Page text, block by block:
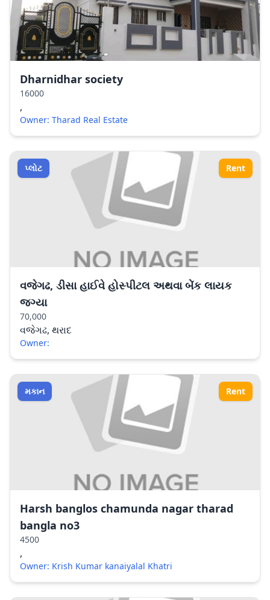
Dharnidhar society
16000
,
Owner: Tharad Real Estate
પ્લોટ Rent
વજેગઢ, ડીસા હાઈવે હોસ્પીટલ અથવા બેંક લાયક
જગ્યા
70,000
વજેગઢ, થરાદ
Owner:
મકાન Rent
Harsh banglos chamunda nagar tharad
bangla no3
4500
,
Owner: Krish Kumar kanaiyalal Khatri